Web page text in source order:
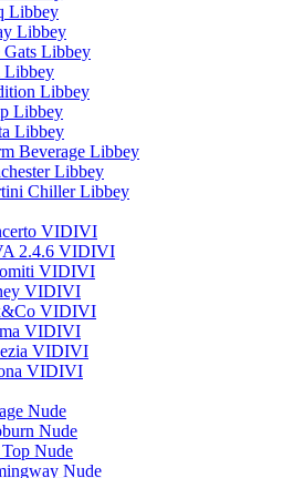
Libbey
Libbey
Gats Libbey
Libbey
Libbey
Libbey
Libbey
Beverage Libbey
Libbey
Chiller Libbey
VIDIVI
2.4.6 VIDIVI
VIDIVI
VIDIVI
VIDIVI
VIDIVI
VIDIVI
VIDIVI
Nude
Nude
Nude
Nude